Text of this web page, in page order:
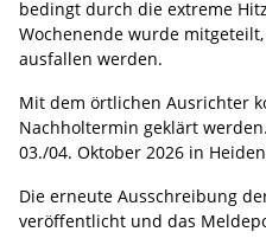
bedingt durch die extreme
Wochenende wurde
ausfallen werden.
Mit dem örtlichen Ausrichter
Nachholtermin geklärt
03./04. Oktober 2026 in
Die erneute Ausschreibung
veröffentlicht und das